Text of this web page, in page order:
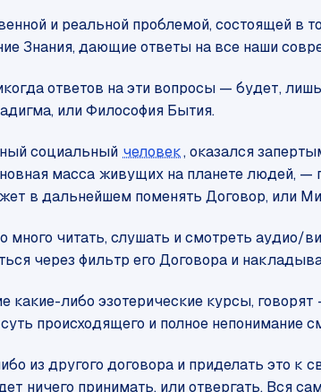
и реальной проблемой, состоящей
Знания, дающие ответы на все наши
ответов на эти вопросы — будет,
или Философия Бытия.
социальный человек, оказался
масса живущих на планете людей, —
в дальнейшем поменять Договор, или
много читать, слушать и смотреть
через фильтр его Договора и
либо эзотерические курсы,
происходящего и полное непонимание
из другого договора и приделать это
ничего принимать, или отвергать. Вся